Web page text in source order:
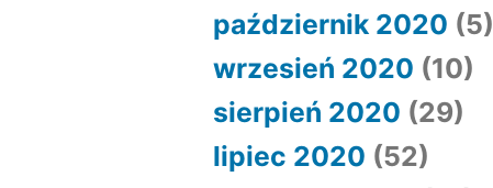
październik 2020 (5)
wrzesień 2020 (10)
sierpień 2020 (29)
lipiec 2020 (52)